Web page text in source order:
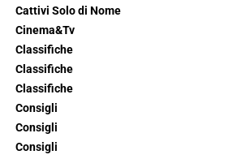
Cattivi Solo di Nome
Cinema&Tv
Classifiche
Classifiche
Classifiche
Consigli
Consigli
Consigli